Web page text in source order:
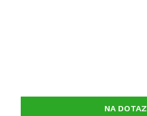
NA DOTAZ